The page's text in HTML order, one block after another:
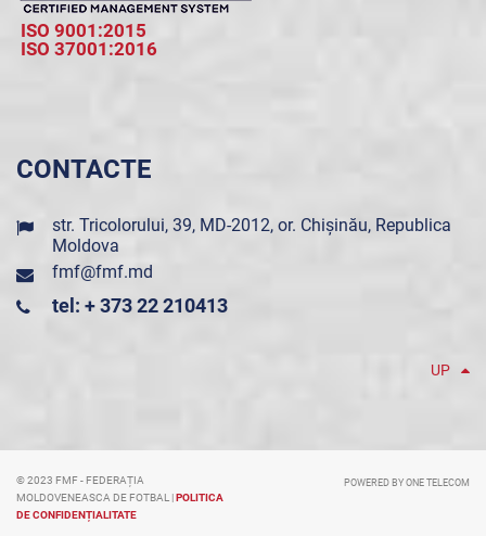
ISO 9001:2015
ISO 37001:2016
CONTACTE
str. Tricolorului, 39, MD-2012, or. Chișinău, Republica
Moldova
fmf@fmf.md
tel: + 373 22 210413
UP
© 2023 FMF - FEDERAȚIA
MOLDOVENEASCA DE FOTBAL |POLITICA
DE CONFIDENȚIALITATE
POWERED BY ONE TELECOM